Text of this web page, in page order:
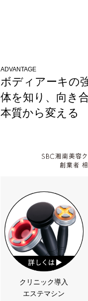
ADVANTAGE
ボディアーキの
体を知り、向き合
本質から変える
クリニック導入
エステマシン